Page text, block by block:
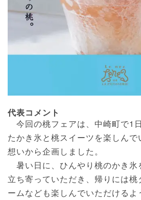
代表コメント
今回の桃フェアは、中崎町で1
たかき氷と桃スイーツを楽しんで
想いから企画しました。
暑い日に、ひんやり桃のかき氷
立ち寄っていただき、帰りには桃
ームなども楽しんでいただけるよ